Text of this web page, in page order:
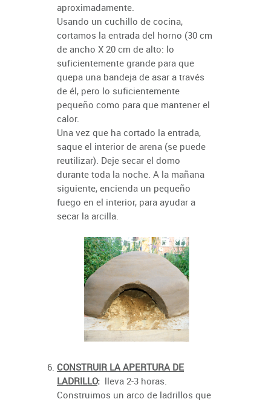
aproximadamente.
Usando un cuchillo de cocina,
cortamos la entrada del horno (30 cm
de ancho X 20 cm de alto: lo
suficientemente grande para que
quepa una bandeja de asar a través
de él, pero lo suficientemente
pequeño como para que mantener el
calor.
Una vez que ha cortado la entrada,
saque el interior de arena (se puede
reutilizar). Deje secar el domo
durante toda la noche. A la mañana
siguiente, encienda un pequeño
fuego en el interior, para ayudar a
secar la arcilla.
CONSTRUIR LA APERTURA DE
LADRILLO: lleva 2-3 horas.
Construimos un arco de ladrillos que